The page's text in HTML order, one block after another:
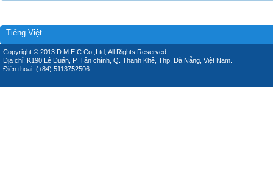
Tiếng Việt
Copyright © 2013 D.M.E.C Co.,Ltd, All Rights Reserved.
Địa chỉ: K190 Lê Duẩn, P. Tân chính, Q. Thanh Khê, Thp. Đà Nẵng, Việt Nam.
Điện thoại: (+84) 5113752506